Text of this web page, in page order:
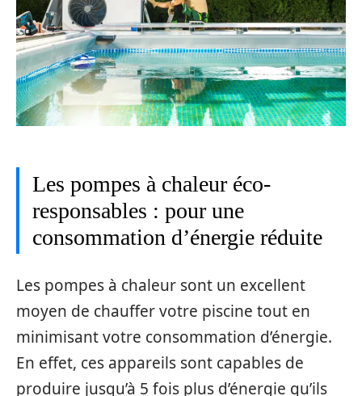
Les pompes à chaleur éco-
responsables : pour une
consommation d’énergie réduite
Les pompes à chaleur sont un excellent
moyen de chauffer votre piscine tout en
minimisant votre consommation d’énergie.
En effet, ces appareils sont capables de
produire jusqu’à 5 fois plus d’énergie qu’ils